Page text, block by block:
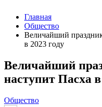
Главная
Общество
Величайший
в 2023 году
Величайший
наступит Пасха в
Общество